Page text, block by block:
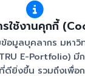
รใช้งานคุกกี้
อมูลบุคลากร มหา
E-Portfolio) มี
ดียิ่งขึ้น รวมถึงเพื่อก